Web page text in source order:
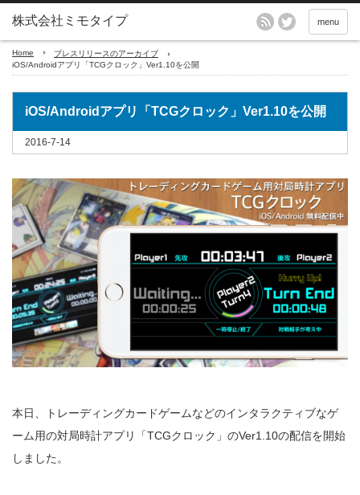
menu
Home
プレスリリースのアーカイブ
iOS/Androidアプリ「TCGクロック」Ver1.10を公開
iOS/Androidアプリ「TCGクロック」Ver1.10を公開
2016-7-14
本日、トレーディングカードゲームなどのインタラクティブなゲ
ーム用の対局時計アプリ「TCGクロック」のVer1.10の配信を開始
しました。